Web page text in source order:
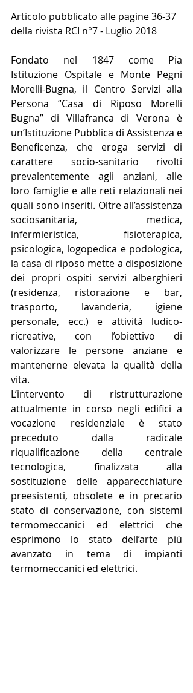
Articolo pubblicato alle pagine 36-37
della rivista RCI n°7 - Luglio 2018
Fondato nel 1847 come Pia
Istituzione Ospitale e Monte Pegni
Morelli-Bugna, il Centro Servizi alla
Persona “Casa di Riposo Morelli
Bugna” di Villafranca di Verona è
un’Istituzione Pubblica di Assistenza e
Beneficenza, che eroga servizi di
carattere socio-sanitario rivolti
prevalentemente agli anziani, alle
loro famiglie e alle reti relazionali nei
quali sono inseriti. Oltre all’assistenza
sociosanitaria, medica,
infermieristica, fisioterapica,
psicologica, logopedica e podologica,
la casa di riposo mette a disposizione
dei propri ospiti servizi alberghieri
(residenza, ristorazione e bar,
trasporto, lavanderia, igiene
personale, ecc.) e attività ludico-
ricreative, con l’obiettivo di
valorizzare le persone anziane e
mantenerne elevata la qualità della
vita.
L’intervento di ristrutturazione
attualmente in corso negli edifici a
vocazione residenziale è stato
preceduto dalla radicale
riqualificazione della centrale
tecnologica, finalizzata alla
sostituzione delle apparecchiature
preesistenti, obsolete e in precario
stato di conservazione, con sistemi
termomeccanici ed elettrici che
esprimono lo stato dell’arte più
avanzato in tema di impianti
termomeccanici ed elettrici.